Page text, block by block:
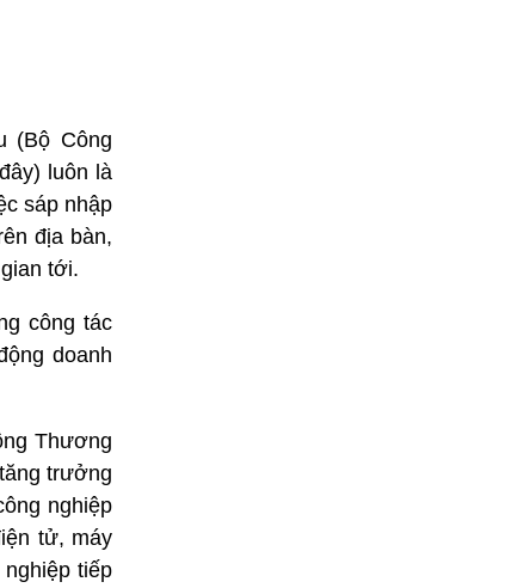
(Bộ Công
luôn là
sáp nhập
địa bàn,
tới.
công tác
doanh
Thương
trưởng
nghiệp
tử, máy
tiếp